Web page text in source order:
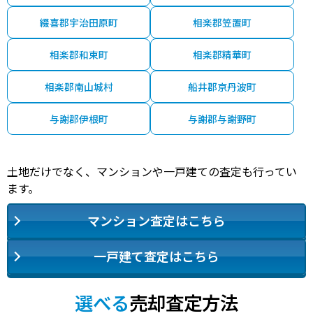
綴喜郡宇治田原町 相楽郡笠置町
相楽郡和束町 相楽郡精華町
相楽郡南山城村 船井郡京丹波町
与謝郡伊根町 与謝郡与謝野町
土地だけでなく、マンションや一戸建ての査定も行ってい
ます。
マンション査定はこちら
一戸建て査定はこちら
選べる売却査定方法